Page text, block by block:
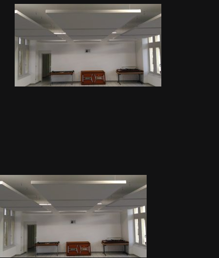
METALLERIE
ÉQUIPEMENTS AGRICOLES